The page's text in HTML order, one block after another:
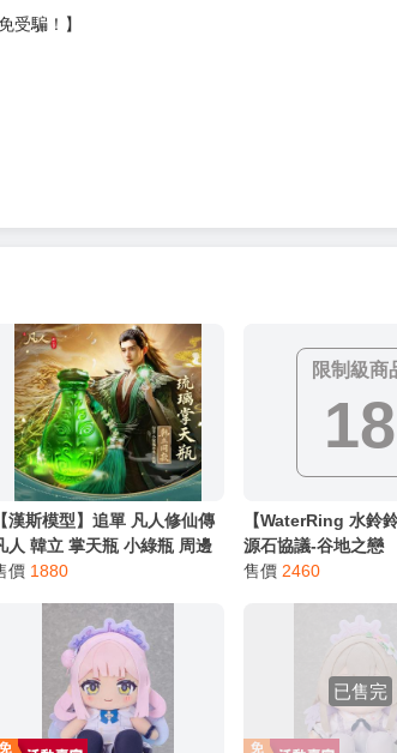
受騙！】
【漢斯模型】追單 凡人修仙傳
人 韓立 掌天瓶 小綠瓶 周邊
飾
價 1880
限制級商
18
【WaterRing 水鈴
源石協議-谷地之戀
組】價值5390元 明
售價 2460
已售完